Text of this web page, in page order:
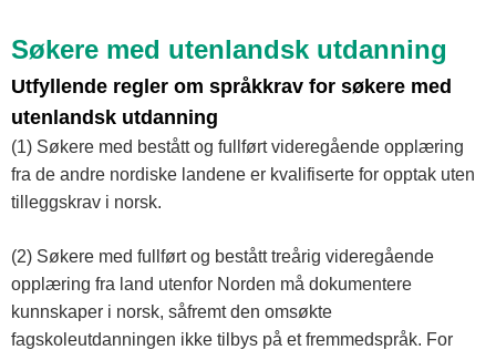
Søkere med utenlandsk utdanning
Utfyllende regler om språkkrav for søkere med
utenlandsk utdanning
(1) Søkere med bestått og fullført videregående opplæring
fra de andre nordiske landene er kvalifiserte for opptak uten
tilleggskrav i norsk.
(2) Søkere med fullført og bestått treårig videregående
opplæring fra land utenfor Norden må dokumentere
kunnskaper i norsk, såfremt den omsøkte
fagskoleutdanningen ikke tilbys på et fremmedspråk. For